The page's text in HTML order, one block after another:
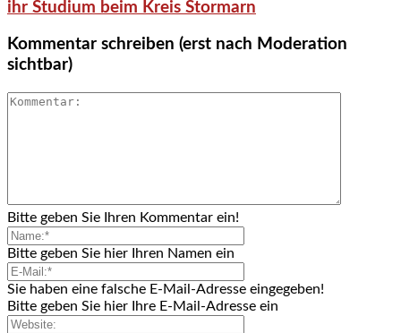
ihr Studium beim Kreis Stormarn
Kommentar schreiben (erst nach Moderation
sichtbar)
Bitte geben Sie Ihren Kommentar ein!
Bitte geben Sie hier Ihren Namen ein
Sie haben eine falsche E-Mail-Adresse eingegeben!
Bitte geben Sie hier Ihre E-Mail-Adresse ein